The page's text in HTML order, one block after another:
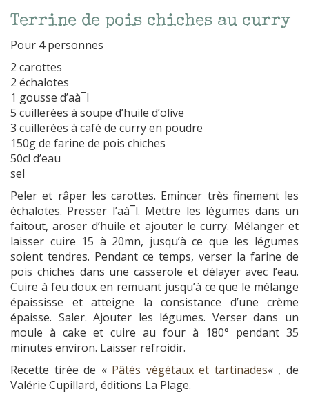
Terrine de pois chiches au curry
Pour 4 personnes
2 carottes
2 échalotes
1 gousse d’aà¯l
5 cuillerées à soupe d’huile d’olive
3 cuillerées à café de curry en poudre
150g de farine de pois chiches
50cl d’eau
sel
Peler et râper les carottes. Emincer très finement les
échalotes. Presser l’aà¯l. Mettre les légumes dans un
faitout, aroser d’huile et ajouter le curry. Mélanger et
laisser cuire 15 à 20mn, jusqu’à ce que les légumes
soient tendres. Pendant ce temps, verser la farine de
pois chiches dans une casserole et délayer avec l’eau.
Cuire à feu doux en remuant jusqu’à ce que le mélange
épaississe et atteigne la consistance d’une crème
épaisse. Saler. Ajouter les légumes. Verser dans un
moule à cake et cuire au four à 180° pendant 35
minutes environ. Laisser refroidir.
Recette tirée de « Pâtés végétaux et tartinades« , de
Valérie Cupillard, éditions La Plage.